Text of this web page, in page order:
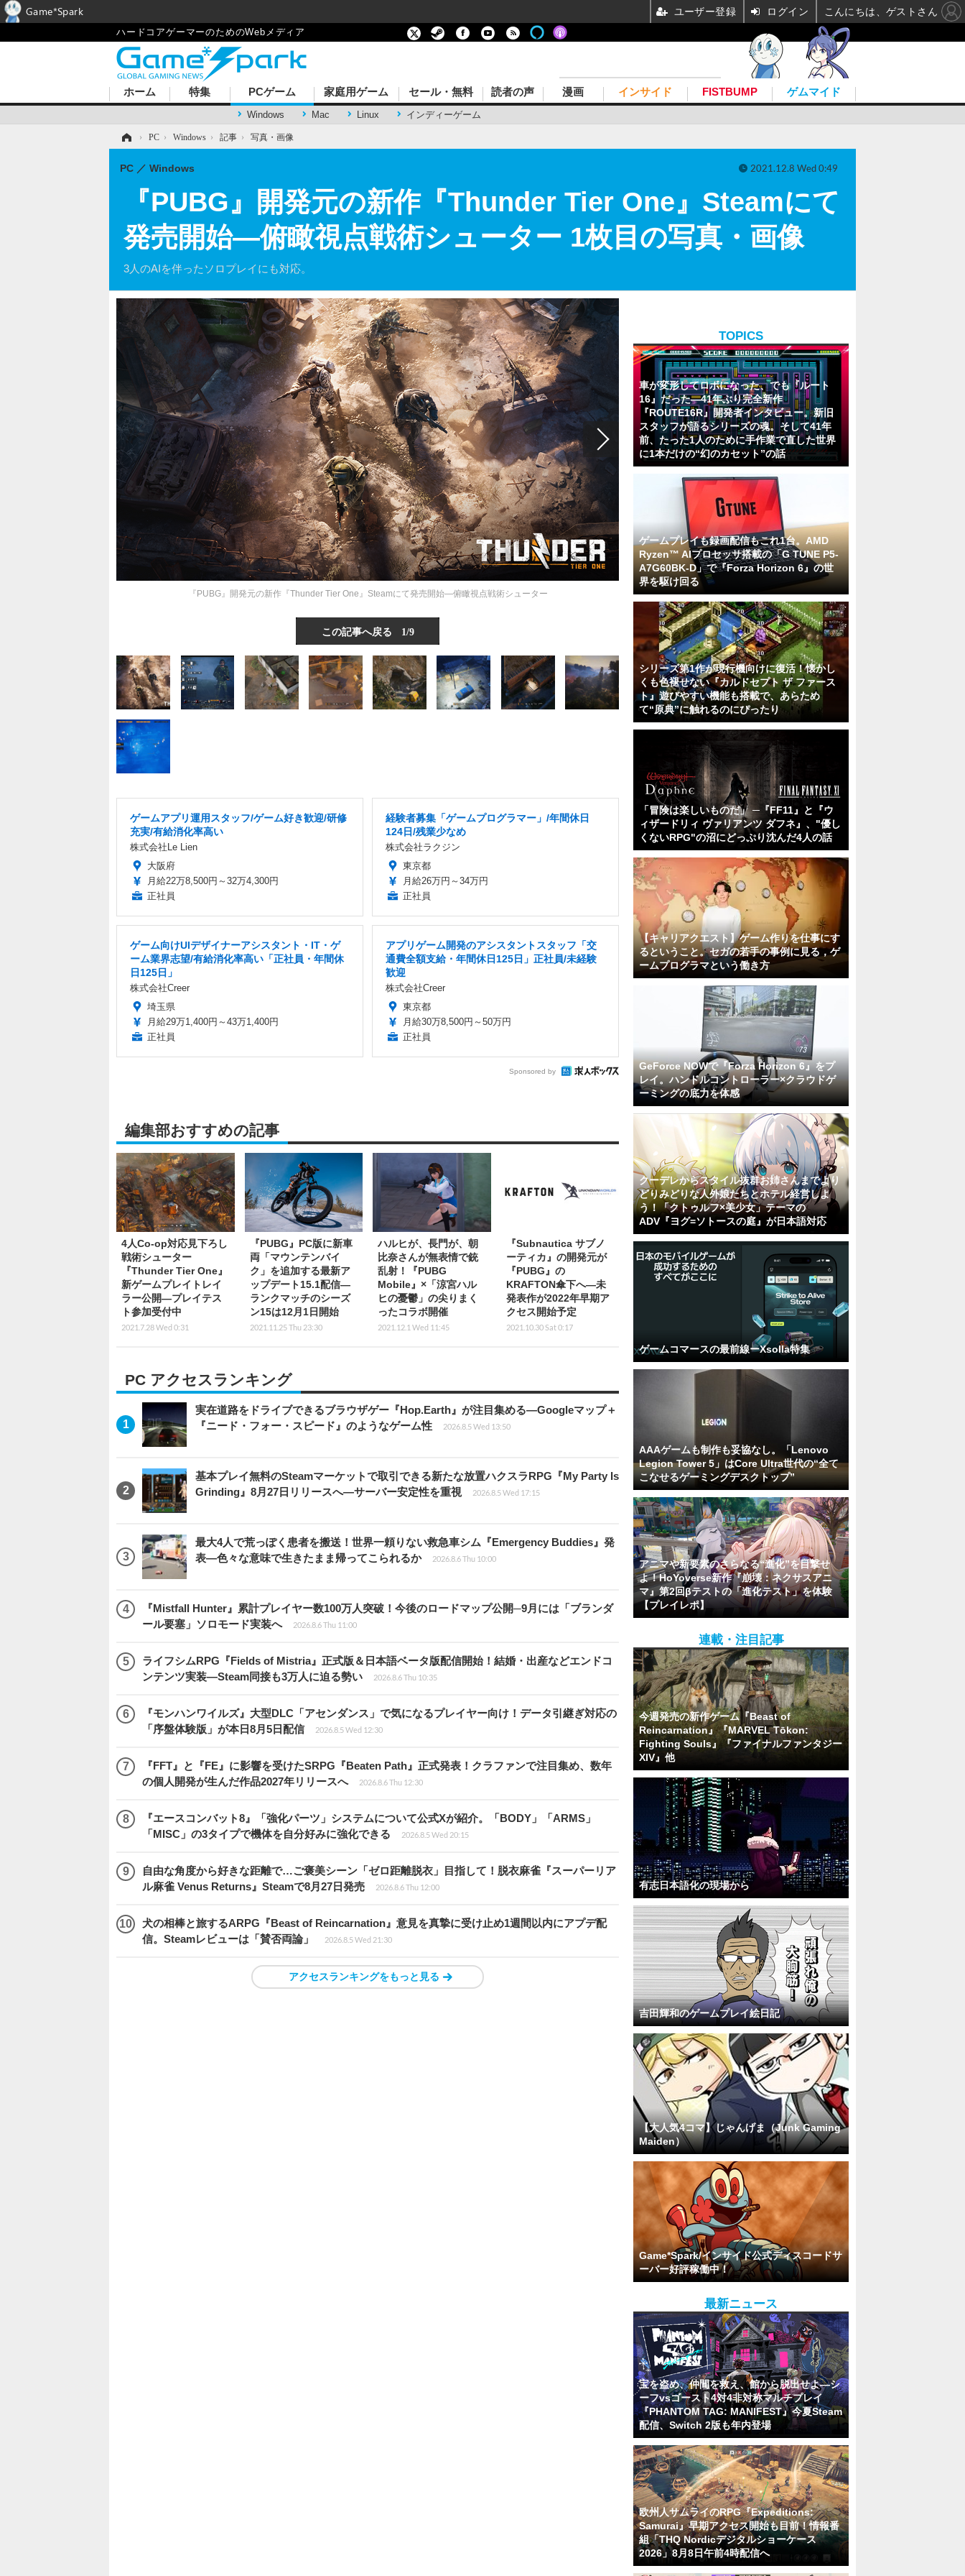
ハードコアゲーマーのためのWebメディア
ホーム 特集 PCゲーム
Windows Mac Linux インディーゲーム
家庭用ゲーム セール・無料 読者の声 漫画 インサイド FISTBUMP ゲムマイド
› PC › Windows › 記事 › 写真・画像
『PUBG』開発元の新作『Thunder Tier One』Steamにて
発売開始―俯瞰視点戦術シューター 1枚目の写真・画像
3人のAIを伴ったソロプレイにも対応。
PC Windows 2021.12.8 Wed 0:49
『PUBG』開発元の新作『Thunder Tier One』Steamにて発売開始―俯瞰視点戦術シューター
この記事へ戻る 1/9
ゲームアプリ運用スタッフ/ゲーム好き歓迎/研修
充実/有給消化率高い
株式会社Le Lien
大阪府
月給22万8,500円～32万4,300円
正社員
経験者募集「ゲームプログラマー」/年間休日
124日/残業少なめ
株式会社ラクジン
東京都
月給26万円～34万円
正社員
ゲーム向けUIデザイナーアシスタント・IT・ゲ
ーム業界志望/有給消化率高い「正社員・年間休
日125日」
株式会社Creer
埼玉県
月給29万1,400円～43万1,400円
正社員
アプリゲーム開発のアシスタントスタッフ「交
通費全額支給・年間休日125日」正社員/未経験
歓迎
株式会社Creer
東京都
月給30万8,500円～50万円
正社員
Sponsored by
編集部おすすめの記事
4人Co-op対応見下ろし
戦術シューター
『Thunder Tier One』
新ゲームプレイトレイ
ラー公開―プレイテス
ト参加受付中
2021.7.28 Wed 0:31
『PUBG』PC版に新車
両「マウンテンバイ
ク」を追加する最新ア
ップデート15.1配信―
ランクマッチのシーズ
ン15は12月1日開始
2021.11.25 Thu 23:30
ハルヒが、長門が、朝
比奈さんが無表情で銃
乱射！『PUBG
Mobile』×「涼宮ハル
ヒの憂鬱」の尖りまく
ったコラボ開催
2021.12.1 Wed 11:45
『Subnautica サブノ
ーティカ』の開発元が
『PUBG』の
KRAFTON傘下へ―未
発表作が2022年早期ア
クセス開始予定
2021.10.30 Sat 0:17
PC アクセスランキング
実在道路をドライブできるブラウザゲー『Hop.Earth』が注目集める―Googleマップ＋
『ニード・フォー・スピード』のようなゲーム性
2026.8.5 Wed 13:50
基本プレイ無料のSteamマーケットで取引できる新たな放置ハクスラRPG『My Party Is
Grinding』8月27日リリースへ―サーバー安定性を重視
2026.8.5 Wed 17:15
最大4人で荒っぽく患者を搬送！世界一頼りない救急車シム『Emergency Buddies』発
表―色々な意味で生きたまま帰ってこられるか
2026.8.6 Thu 10:00
『Mistfall Hunter』累計プレイヤー数100万人突破！今後のロードマップ公開─9月には「ブランダ
ール要塞」ソロモード実装へ
2026.8.6 Thu 11:00
ライフシムRPG『Fields of Mistria』正式版＆日本語ベータ版配信開始！結婚・出産などエンドコ
ンテンツ実装―Steam同接も3万人に迫る勢い
2026.8.6 Thu 10:35
『モンハンワイルズ』大型DLC「アセンダンス」で気になるプレイヤー向け！データ引継ぎ対応の
「序盤体験版」が本日8月5日配信
2026.8.5 Wed 12:30
『FFT』と『FE』に影響を受けたSRPG『Beaten Path』正式発表！クラファンで注目集め、数年
の個人開発が生んだ作品2027年リリースへ
2026.8.6 Thu 12:30
『エースコンバット8』「強化パーツ」システムについて公式Xが紹介。「BODY」「ARMS」
「MISC」の3タイプで機体を自分好みに強化できる
2026.8.5 Wed 20:15
自由な角度から好きな距離で…ご褒美シーン「ゼロ距離脱衣」目指して！脱衣麻雀『スーパーリア
ル麻雀 Venus Returns』Steamで8月27日発売
2026.8.6 Thu 12:00
犬の相棒と旅するARPG『Beast of Reincarnation』意見を真摯に受け止め1週間以内にアプデ配
信。Steamレビューは「賛否両論」
2026.8.5 Wed 21:30
アクセスランキングをもっと見る
TOPICS
車が変形してロボになった、でも『ルート
16』だった―41年ぶり完全新作
『ROUTE16R』開発者インタビュー。新旧
スタッフが語るシリーズの魂。そして41年
前、たった1人のために手作業で直した世界
に1本だけの“幻のカセット”の話
ゲームプレイも録画配信もこれ1台。AMD
Ryzen™ AIプロセッサ搭載の「G TUNE P5-
A7G60BK-D」で『Forza Horizon 6』の世
界を駆け回る
シリーズ第1作が現行機向けに復活！懐かし
くも色褪せない『カルドセプト ザ ファース
ト』遊びやすい機能も搭載で、あらため
て“原典”に触れるのにぴったり
「冒険は楽しいものだ」 ─『FF11』と『ウ
ィザードリィ ヴァリアンツ ダフネ』、"優し
くないRPG"の沼にどっぷり沈んだ4人の話
【キャリアクエスト】ゲーム作りを仕事にす
るということ。セガの若手の事例に見る，ゲ
ームプログラマという働き方
GeForce NOWで『Forza Horizon 6』をプ
レイ。ハンドルコントローラー×クラウドゲ
ーミングの底力を体感
クーデレからスタイル抜群お姉さんまでより
どりみどりな人外娘たちとホテル経営しよ
う！「クトゥルフ×美少女」テーマの
ADV『ヨグ=ソトースの庭』が日本語対応
ゲームコマースの最前線ーXsolla特集
AAAゲームも制作も妥協なし。「Lenovo
Legion Tower 5」はCore Ultra世代の“全て
こなせるゲーミングデスクトップ”
アニマや新要素のさらなる“進化”を目撃せ
よ！HoYoverse新作『崩壊：ネクサスアニ
マ』第2回βテストの「進化テスト」を体験
【プレイレポ】
連載・注目記事
今週発売の新作ゲーム『Beast of
Reincarnation』『MARVEL Tōkon:
Fighting Souls』『ファイナルファンタジー
XIV』他
有志日本語化の現場から
吉田輝和のゲームプレイ絵日記
【大人気4コマ】じゃんげま（Junk Gaming
Maiden）
Game*Spark/インサイド公式ディスコードサ
ーバー好評稼働中！
最新ニュース
宝を盗め、仲間を救え、館から脱出せよ―シ
ーフvsゴースト4対4非対称マルチプレイ
『PHANTOM TAG: MANIFEST』今夏Steam
配信、Switch 2版も年内登場
欧州人サムライのRPG『Expeditions:
Samurai』早期アクセス開始も目前！情報番
組「THQ Nordicデジタルショーケース
2026」8月8日午前4時配信へ
Game*Spark ユーザー登録 ログイン こんにちは、ゲストさん